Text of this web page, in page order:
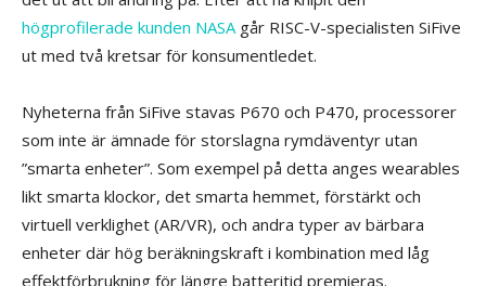
högprofilerade kunden NASAgår RISC-V-specialisten SiFive
ut med två kretsar för konsumentledet.
Nyheterna från SiFive stavas P670 och P470, processorer
som inte är ämnade för storslagna rymdäventyr utan
”smarta enheter”. Som exempel på detta anges wearables
likt smarta klockor, det smarta hemmet, förstärkt och
virtuell verklighet (AR/VR), och andra typer av bärbara
enheter där hög beräkningskraft i kombination med låg
effektförbrukning för längre batteritid premieras.